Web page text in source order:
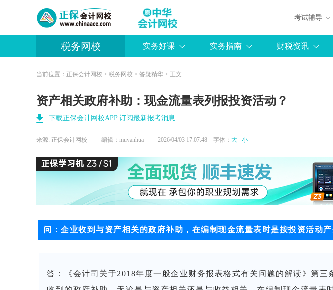
考试辅导
税务网校 实务好课 实务指南 财税资讯
当前位置： 正保会计网校 > 税务网校 > 答疑精华 > 正文
资产相关政府补助：现金流量表列报投资活动？
下载正保会计网校APP 订阅最新报考消息
来源: 正保会计网校 编辑：muyanhua 2026/04/03 17:07:48 字体： 大 小
问： 企业收到与资产相关的政府补助，在编制现金流量表时是按投资活动
答 ：
《会计司关于2018年度一般企业财务报表格式有关问题的解读》第